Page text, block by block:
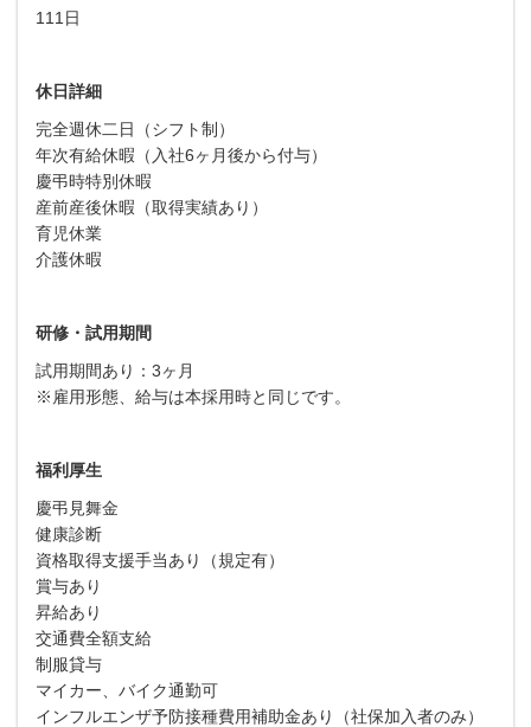
111日
休日詳細
完全週休二日（シフト制）
年次有給休暇（入社6ヶ月後から付与）
慶弔時特別休暇
産前産後休暇（取得実績あり）
育児休業
介護休暇
研修・試用期間
試用期間あり：3ヶ月
※雇用形態、給与は本採用時と同じです。
福利厚生
慶弔見舞金
健康診断
資格取得支援手当あり（規定有）
賞与あり
昇給あり
交通費全額支給
制服貸与
マイカー、バイク通勤可
インフルエンザ予防接種費用補助金あり（社保加入者のみ）